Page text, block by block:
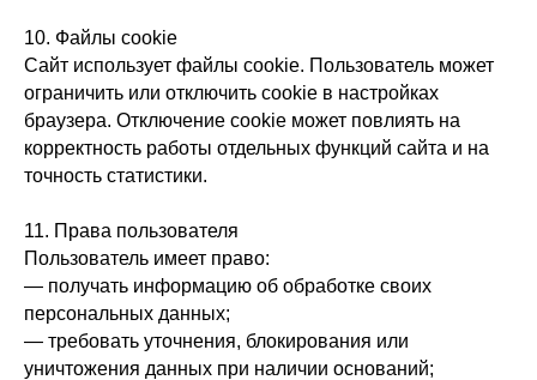
10. Файлы cookie
Сайт использует файлы cookie. Пользователь может
ограничить или отключить cookie в настройках
браузера. Отключение cookie может повлиять на
корректность работы отдельных функций сайта и на
точность статистики.
11. Права пользователя
Пользователь имеет право:
— получать информацию об обработке своих
персональных данных;
— требовать уточнения, блокирования или
уничтожения данных при наличии оснований;